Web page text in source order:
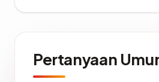
Pertanyaan